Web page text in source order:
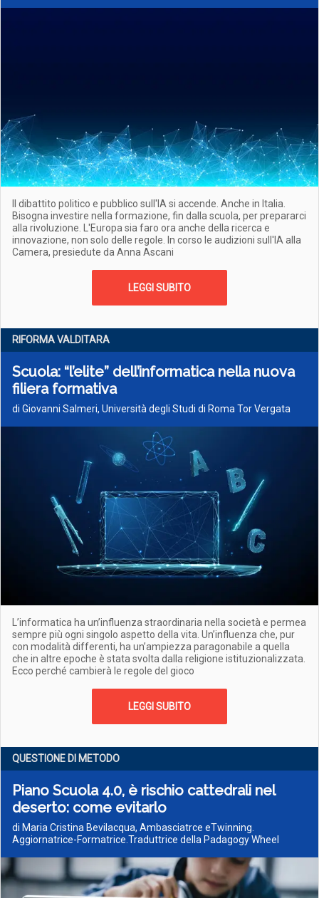
Il dibattito politico e pubblico sull'IA si accende. Anche in Italia.
Bisogna investire nella formazione, fin dalla scuola, per prepararci
alla rivoluzione. L'Europa sia faro ora anche della ricerca e
innovazione, non solo delle regole. In corso le audizioni sull'IA alla
Camera, presiedute da Anna Ascani
LEGGI SUBITO
RIFORMA VALDITARA
Scuola: “l’elite” dell’informatica nella nuova
filiera formativa
di Giovanni Salmeri, Università degli Studi di Roma Tor Vergata
L’informatica ha un’influenza straordinaria nella società e permea
sempre più ogni singolo aspetto della vita. Un’influenza che, pur
con modalità differenti, ha un’ampiezza paragonabile a quella
che in altre epoche è stata svolta dalla religione istituzionalizzata.
Ecco perché cambierà le regole del gioco
LEGGI SUBITO
QUESTIONE DI METODO
Piano Scuola 4.0, è rischio cattedrali nel
deserto: come evitarlo
di Maria Cristina Bevilacqua, Ambasciatrce eTwinning.
Aggiornatrice-Formatrice.Traduttrice della Padagogy Wheel